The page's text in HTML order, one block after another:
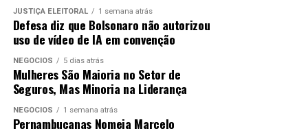
JUSTIÇA ELEITORAL 1 semana atrás
Defesa diz que Bolsonaro não autorizou
uso de vídeo de IA em convenção
NEGÓCIOS 5 dias atrás
Mulheres São Maioria no Setor de
Seguros, Mas Minoria na Liderança
NEGÓCIOS 1 semana atrás
Pernambucanas Nomeia Marcelo